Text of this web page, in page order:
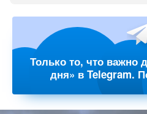
Только то, что важно
дня» в Telegram.